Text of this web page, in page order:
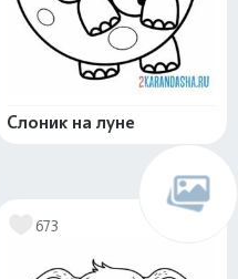
Слоник на луне
673